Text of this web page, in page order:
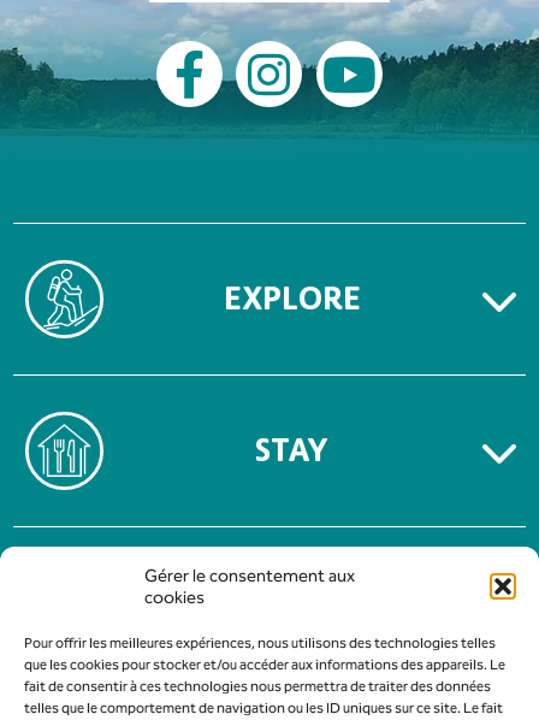
Gérer le consentement aux
cookies
Pour offrir les meilleures expériences, nous utilisons des technologies telles
que les cookies pour stocker et/ou accéder aux informations des appareils. Le
fait de consentir à ces technologies nous permettra de traiter des données
telles que le comportement de navigation ou les ID uniques sur ce site. Le fait
EXPLORE
STAY
TERMS OF USE
PRIVACY POLICY